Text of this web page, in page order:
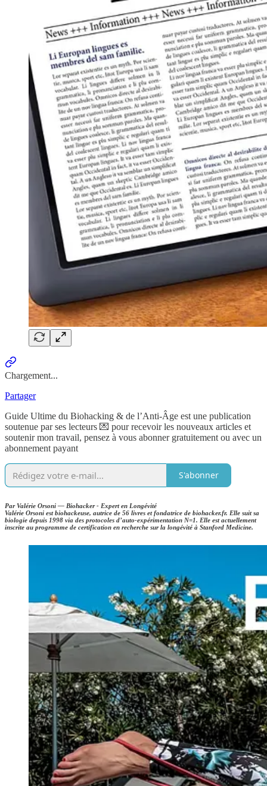
Chargement...
Partager
Guide Ultime du Biohacking & de l’Anti-Âge est une publication
soutenue par ses lecteurs 💌 pour recevoir les nouveaux articles et
soutenir mon travail, pensez à vous abonner gratuitement ou avec un
abonnement payant
S'abonner
Par Valérie Orsoni — Biohacker - Expert en Longévité
Valérie Orsoni est biohackeuse, autrice de 56 livres et fondatrice de biohacker.fr. Elle suit sa
biologie depuis 1998 via des protocoles d’auto-expérimentation N=1. Elle est actuellement
inscrite au programme de certification en recherche sur la longévité à Stanford Medicine.